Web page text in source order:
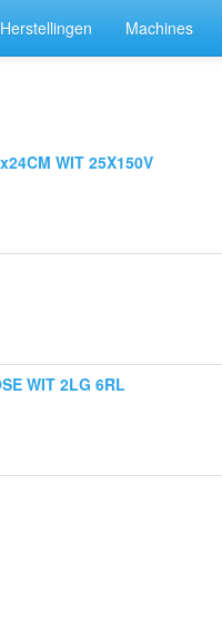
Herstellingen Machines
WIT 25X150V
WIT 2LG 6RL